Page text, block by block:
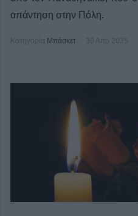
απάντηση στην Πόλη.
Κατηγορία Μπάσκετ 30 Απρ 2025